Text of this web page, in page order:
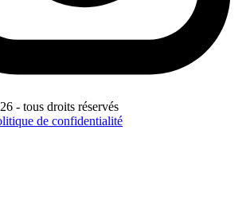
- tous droits réservés
de confidentialité